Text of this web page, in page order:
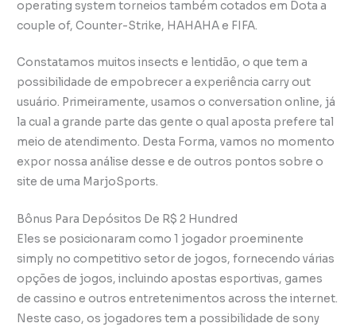
operating system torneios também cotados em Dota a
couple of, Counter-Strike, HAHAHA e FIFA.
Constatamos muitos insects e lentidão, o que tem a
possibilidade de empobrecer a experiência carry out
usuário. Primeiramente, usamos o conversation online, já
la cual a grande parte das gente o qual aposta prefere tal
meio de atendimento. Desta Forma, vamos no momento
expor nossa análise desse e de outros pontos sobre o
site de uma MarjoSports.
Bônus Para Depósitos De R$ 2 Hundred
Eles se posicionaram como 1 jogador proeminente
simply no competitivo setor de jogos, fornecendo várias
opções de jogos, incluindo apostas esportivas, games
de cassino e outros entretenimentos across the internet.
Neste caso, os jogadores tem a possibilidade de sony